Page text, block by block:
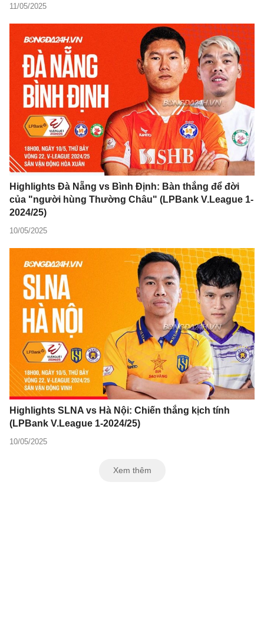
11/05/2025
Highlights Đà Nẵng vs Bình Định: Bàn thắng để đời
của "người hùng Thường Châu" (LPBank V.League 1-
2024/25)
10/05/2025
Highlights SLNA vs Hà Nội: Chiến thắng kịch tính
(LPBank V.League 1-2024/25)
10/05/2025
Xem thêm